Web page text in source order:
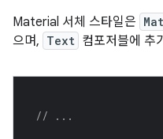
Material 서체 스타일은
으며, Text 컴포저블에 추
// ...